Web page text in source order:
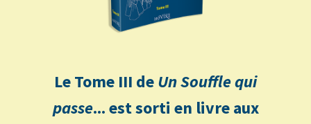
Le Tome III deUn Souffle qui
passe... est sorti en livre aux